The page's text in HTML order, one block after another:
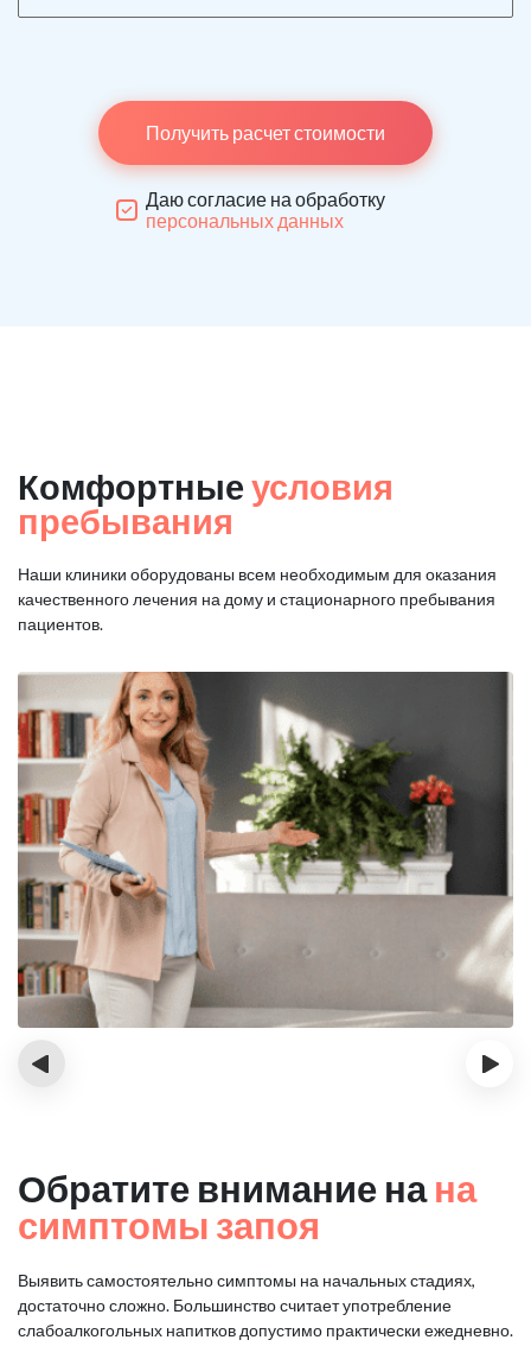
Получить расчет стоимости
Даю согласие на обработку
персональных данных
Комфортные условия
пребывания
Наши клиники оборудованы всем необходимым для оказания
качественного лечения на дому и стационарного пребывания
пациентов.
‹ ›
Обратите внимание нана
симптомы запоя
Выявить самостоятельно симптомы на начальных стадиях,
достаточно сложно. Большинство считает употребление
слабоалкогольных напитков допустимо практически ежедневно.